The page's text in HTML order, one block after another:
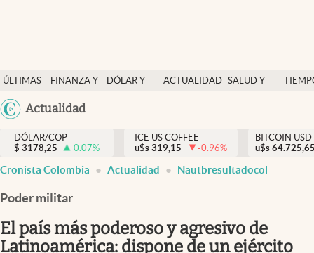
ÚLTIMAS
NOTICIAS
FINANZA Y
DÓLAR Y
ACTUALIDAD SALUD Y
México
Actualidad
Salud y nutrición
Vida espiritual
Actualidad
DÓLAR/COP
$ 3178,25 0.07%
ICE US COFFEE
u$s 319,15 -0.96%
BITCOIN USD
u$s
Cronista Colombia Actualidad Nautbresultadocol
Poder militar
El país más poderoso y agresivo de
Latinoamérica: dispone de un ejército